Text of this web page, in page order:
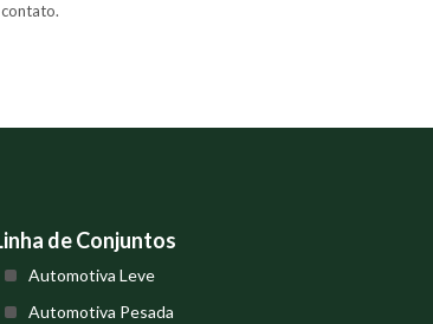
de Conjuntos
Automotiva Leve
Automotiva Pesada